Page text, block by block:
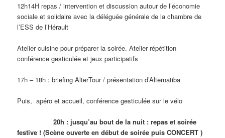
12h14H repas / intervention et discussion autour de l’économie
sociale et solidaire avec la déléguée générale de la chambre de
l’ESS de l’Hérault
Atelier cuisine pour préparer la soirée. Atelier répétition
conférence gesticulée et jeux participatifs
17h – 18h : briefing AlterTour / présentation d’Alternatiba
Puis, apéro et accueil, conférence gesticulée sur le vélo
20h : jusqu’au bout de la nuit : repas et soirée
festive ! (Scène ouverte en début de soirée puis CONCERT )